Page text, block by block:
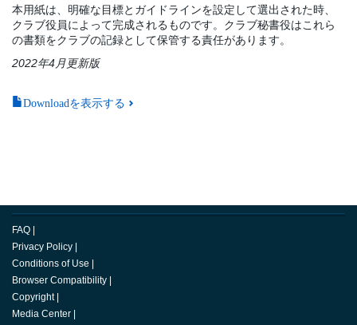
本用紙は、明確な目標とガイドラインを設定して選出された時、
クラブ役員によって完成されるものです。クラブ秘書役はこれら
の書類をクラブの記録として保管する責任があります。
2022年4月更新版
Downloadを表示する
FAQ
Privacy Policy
Conditions of Use
Browser Compatibility
Copyright
Media Center